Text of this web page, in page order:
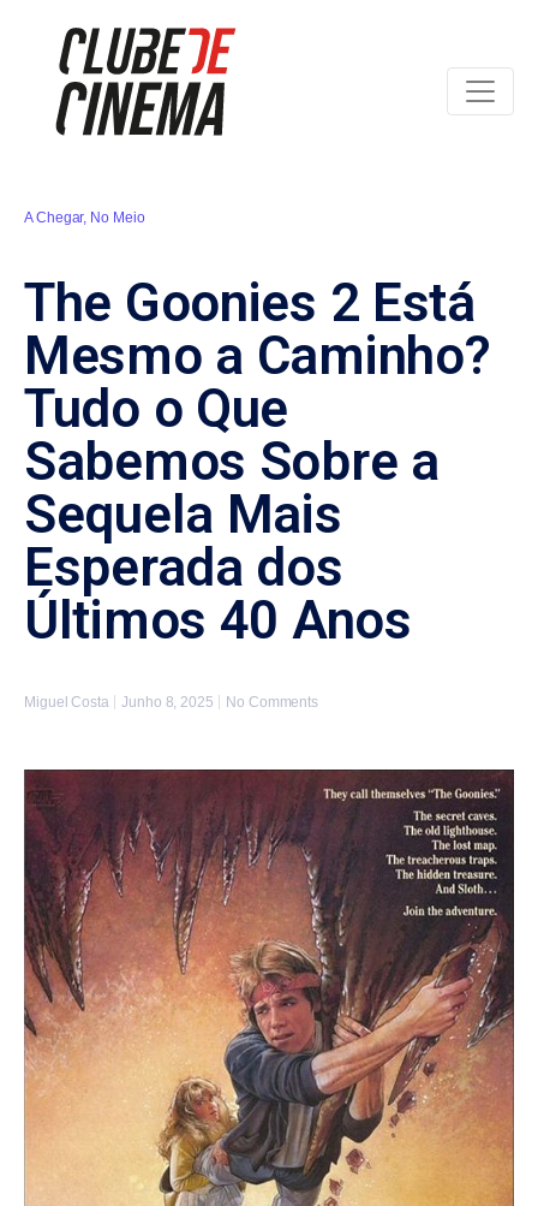
A Chegar, No Meio
The Goonies 2 Está
Mesmo a Caminho?
Tudo o Que
Sabemos Sobre a
Sequela Mais
Esperada dos
Últimos 40 Anos
Miguel Costa Junho 8, 2025 No Comments